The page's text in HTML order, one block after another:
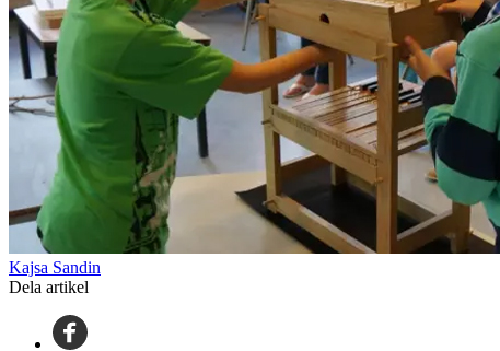
Kajsa Sandin
Dela artikel